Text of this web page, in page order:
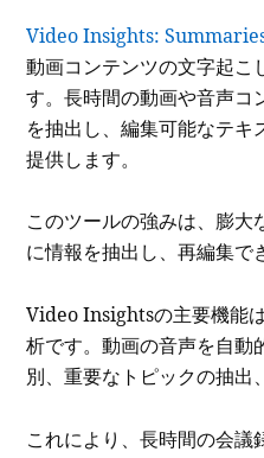
Video Insights:
動画コンテンツの文字起こ
す。長時間の動画や音声コ
を抽出し、編集可能なテキ
提供します。
このツールの強みは、膨大
に情報を抽出し、再編集で
Video Insightsの主要機能
析です。動画の音声を自動
別、重要なトピックの抽出
これにより、長時間の会議